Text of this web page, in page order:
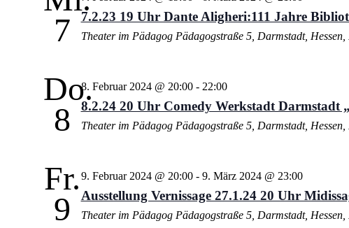
7
7.2.23 19 Uhr Dante Aligheri:111 Jahre
Theater im Pädagog Pädagogstraße 5, Darmstadt, Hessen,
Do.
8
8. Februar 2024 @ 20:00- 22:00
8.2.24 20 Uhr Comedy Werkstadt Darmstadt
Theater im Pädagog Pädagogstraße 5, Darmstadt, Hessen,
Fr.
9
9. Februar 2024 @ 20:00- 9. März 2024 @ 23:00
Ausstellung Vernissage 27.1.24 20 Uhr
Theater im Pädagog Pädagogstraße 5, Darmstadt, Hessen,